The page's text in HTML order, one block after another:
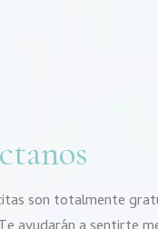
son totalmente